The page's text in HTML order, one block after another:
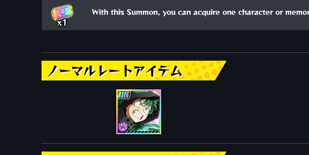
x1
With this Summon, you can acquire one character or
ノーマルレートアイテム